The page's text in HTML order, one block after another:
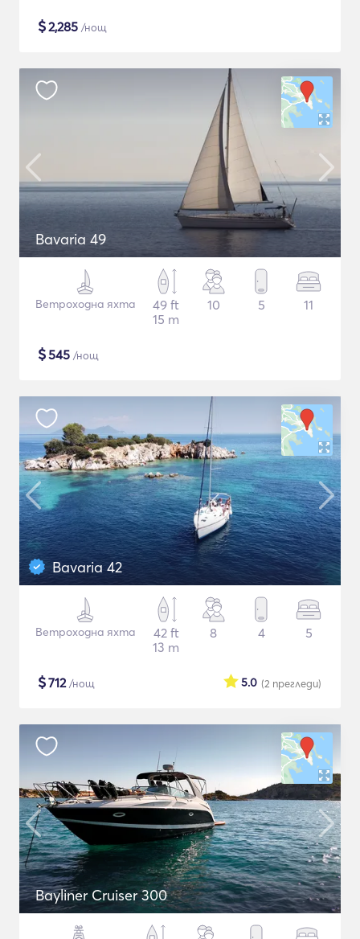
$2,285 /нощ
Bavaria 49
Ветроходна яхта
49 ft
15 m
10 5 11
$545 /нощ
Bavaria 42
Ветроходна яхта
42 ft
13 m
8 4 5
$712/нощ (2 прегледи)
5.0
Bayliner Cruiser 300